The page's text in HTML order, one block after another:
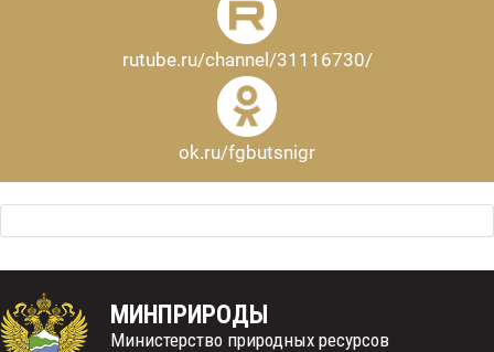
rutube.ru/channel/31116730/
ok.ru/fgbutsnigr
МИНПРИРОДЫ
Министерство природных ресурсов